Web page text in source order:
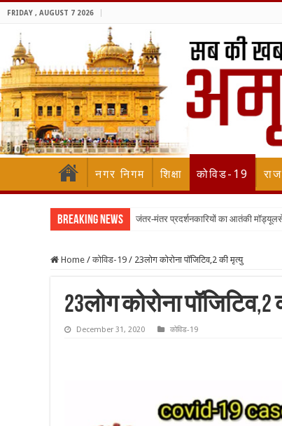
FRIDAY , AUGUST 7 2026
नगर निगम शिक्षा कोविड-19
Breaking News जंतर-मंतर प्रदर्शनकारियों का आतंकी
Home / कोविड-19 / 23लोग कोरोना पॉजिटिव,2 की मृत्यु
23लोग कोरोना पॉजिटिव,2
December 31, 2020 कोविड-19